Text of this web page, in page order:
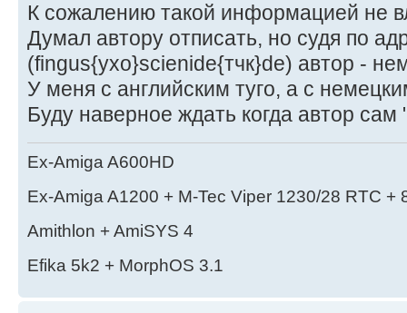
К сожалению такой информацией не
Думал автору отписать, но судя по
(fingus{ухо}scienide{тчк}de) автор -
У меня с английским туго, а с
Буду наверное ждать когда автор сам
Ex-Amiga A600HD
Ex-Amiga A1200 + M-Tec Viper 1230/28 RTC +
Amithlon + AmiSYS 4
Efika 5k2 + MorphOS 3.1